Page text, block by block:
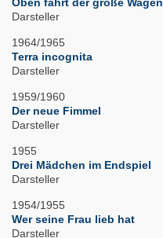
Darsteller
1964/1965
Terra incognita
Darsteller
1959/1960
Der neue Fimmel
Darsteller
1955
Drei Mädchen im Endspiel
Darsteller
1954/1955
Wer seine Frau lieb hat
Darsteller